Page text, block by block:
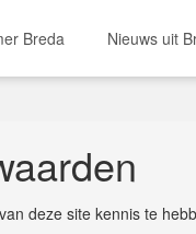
Breda Nieuws uit
deze site kennis te